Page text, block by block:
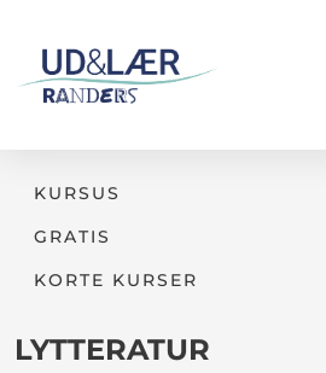
KURSUS
GRATIS
KORTE KURSER
LYTTERATUR